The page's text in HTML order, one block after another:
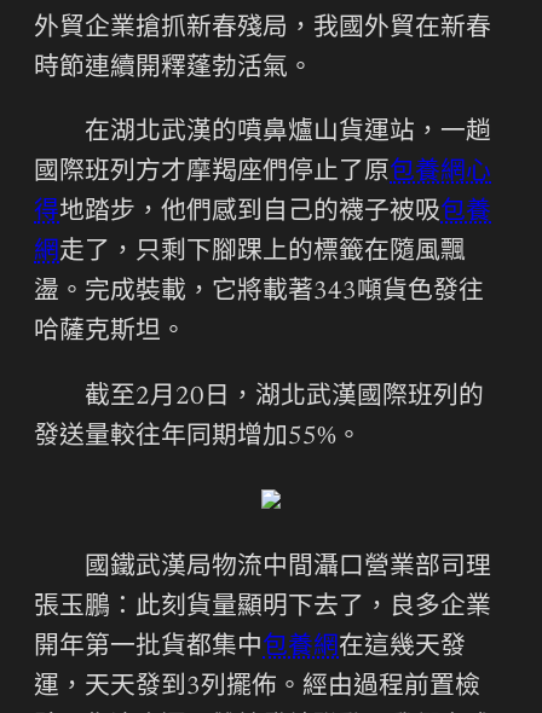
外貿企業搶抓新春殘局，我國外貿在新春
時節連續開釋蓬勃活氣。
在湖北武漢的噴鼻爐山貨運站，一趟
國際班列方才摩羯座們停止了原包養網心
得地踏步，他們感到自己的襪子被吸包養
網走了，只剩下腳踝上的標籤在隨風飄
盪。完成裝載，它將載著343噸貨色發往
哈薩克斯坦。
截至2月20日，湖北武漢國際班列的
發送量較往年同期增加55%。
國鐵武漢局物流中間灄口營業部司理
張玉鵬：此刻貨量顯明下去了，良多企業
開年第一批貨都集中包養網在這幾天發
運，天天發到3列擺佈。經由過程前置檢